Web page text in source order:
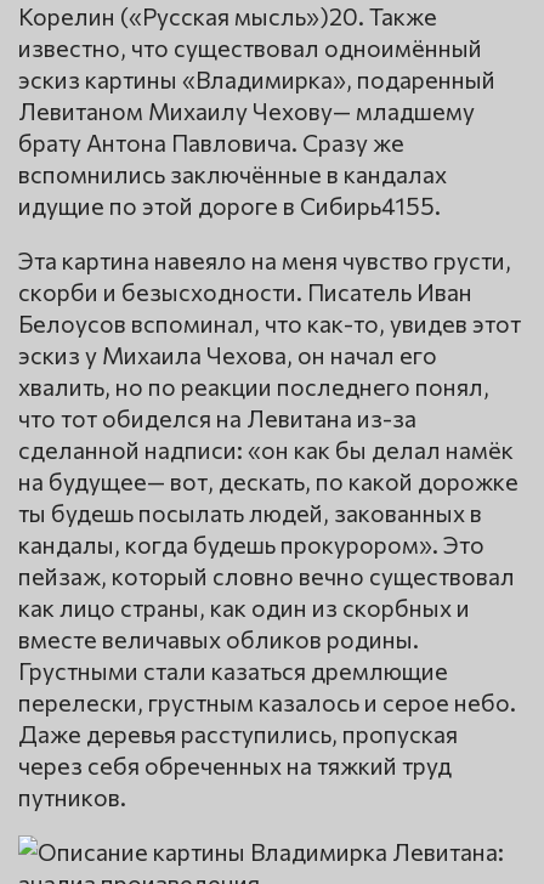
Корелин («Русская мысль»)20. Также
известно, что существовал одноимённый
эскиз картины «Владимирка», подаренный
Левитаном Михаилу Чехову— младшему
брату Антона Павловича. Сразу же
вспомнились заключённые в кандалах
идущие по этой дороге в Сибирь4155.
Эта картина навеяло на меня чувство грусти,
скорби и безысходности. Писатель Иван
Белоусов вспоминал, что как-то, увидев этот
эскиз у Михаила Чехова, он начал его
хвалить, но по реакции последнего понял,
что тот обиделся на Левитана из-за
сделанной надписи: «он как бы делал намёк
на будущее— вот, дескать, по какой дорожке
ты будешь посылать людей, закованных в
кандалы, когда будешь прокурором». Это
пейзаж, который словно вечно существовал
как лицо страны, как один из скорбных и
вместе величавых обликов родины.
Грустными стали казаться дремлющие
перелески, грустным казалось и серое небо.
Даже деревья расступились, пропуская
через себя обреченных на тяжкий труд
путников.